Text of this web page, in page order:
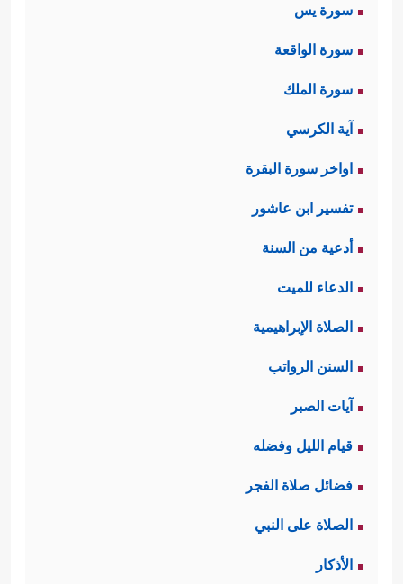
سورة يس
سورة الواقعة
سورة الملك
آية الكرسي
اواخر سورة البقرة
تفسير ابن عاشور
أدعية من السنة
الدعاء للميت
الصلاة الإبراهيمية
السنن الرواتب
آيات الصبر
قيام الليل وفضله
فضائل صلاة الفجر
الصلاة على النبي
الأذكار